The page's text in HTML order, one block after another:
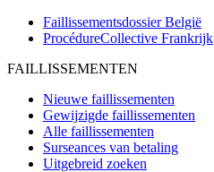
Faillissementsdossier België
ProcédureCollective Frankrijk
FAILLISSEMENTEN
Nieuwe faillissementen
Gewijzigde faillissementen
Alle faillissementen
Surseances van betaling
Uitgebreid zoeken